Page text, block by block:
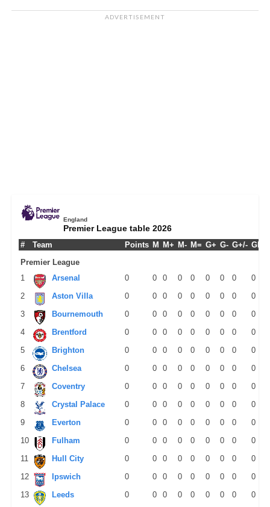
ADVERTISEMENT
England
Premier League table 2026
# Team Points M M+ M- M= G+ G- G+/- GPM
Premier League
1
Arsenal 0 0 0 0 0 0 0 0
0
2
Aston Villa 0 0 0 0 0 0 0 0
0
3
Bournemouth 0 0 0 0 0 0 0 0
0
4
Brentford 0 0 0 0 0 0 0 0
0
5
Brighton 0 0 0 0 0 0 0 0
0
6
Chelsea 0 0 0 0 0 0 0 0
0
7
Coventry 0 0 0 0 0 0 0 0
0
8
Crystal Palace 0 0 0 0 0 0 0 0
0
9
Everton 0 0 0 0 0 0 0 0
0
10
Fulham 0 0 0 0 0 0 0 0
0
11
Hull City 0 0 0 0 0 0 0 0
0
12
Ipswich 0 0 0 0 0 0 0 0
0
13
Leeds 0 0 0 0 0 0 0 0
0